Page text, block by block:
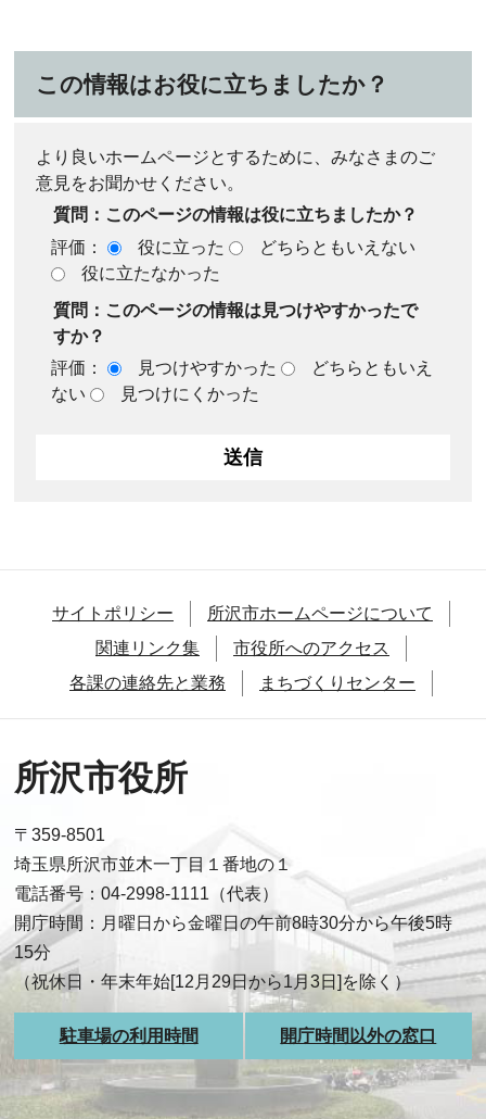
この情報はお役に立ちましたか？
より良いホームページとするために、みなさまのご
意見をお聞かせください。
質問：このページの情報は役に立ちましたか？
評価：
役に立った
どちらともいえない
役に立たなかった
質問：このページの情報は見つけやすかったで
すか？
評価：
見つけやすかった
どちらともいえ
ない
見つけにくかった
サイトポリシー
所沢市ホームページについて
関連リンク集
市役所へのアクセス
各課の連絡先と業務
まちづくりセンター
所沢市役所
〒359-8501
埼玉県所沢市並木一丁目１番地の１
電話番号：04-2998-1111（代表）
開庁時間：月曜日から金曜日の午前8時30分から午後5時
15分
（祝休日・年末年始[12月29日から1月3日]を除く）
駐車場の利用時間 開庁時間以外の窓口